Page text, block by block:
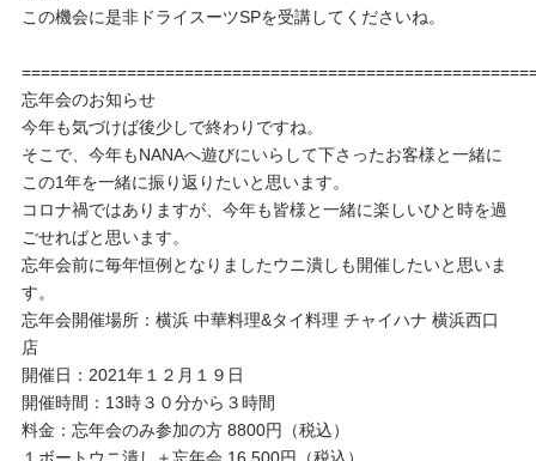
この機会に是非ドライスーツSPを受講してくださいね。
忘年会のお知らせ
今年も気づけば後少しで終わりですね。
そこで、今年もNANAへ遊びにいらして下さったお客様と一緒に
この1年を一緒に振り返りたいと思います。
コロナ禍ではありますが、今年も皆様と一緒に楽しいひと時を過
ごせればと思います。
忘年会前に毎年恒例となりましたウニ潰しも開催したいと思いま
す。
忘年会開催場所：横浜 中華料理&タイ料理 チャイハナ 横浜西口
店
開催日：2021年１２月１９日
開催時間：13時３０分から３時間
料金：忘年会のみ参加の方 8800円（税込）
１ボートウニ潰し＋忘年会 16,500円（税込）